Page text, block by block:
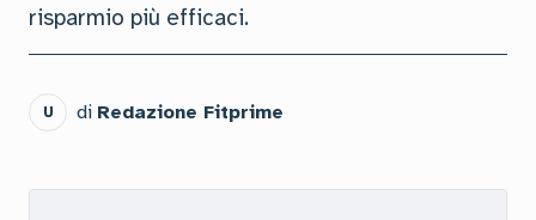
risparmio più efficaci.
U di Redazione Fitprime